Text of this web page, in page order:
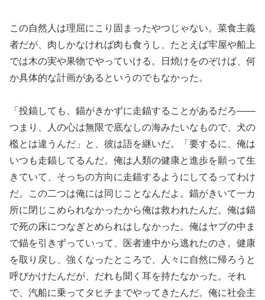
この自然人は理屈にこり固まったやつじゃない。菜食主義
者だが、肉しかなければ肉も食うし、たとえば牢屋や船上
では木の実や果物でやっていける。日焼けをのぞけば、何
か具体的な計画があるというのでもなかった。
「投錨しても、錨がきかずに走錨することがあるだろ――
つまり、人の心は無限で底なしの海みたいなもので、犬の
檻とは違うんだ」と、彼は語を継いだ。「要するに、俺は
いつも走錨してるんだ。俺は人類の健康と進歩を願って生
きていて、そっちの方向に走錨するようにしてるってわけ
だ。この二つは俺には同じことなんだよ。錨がきいて一カ
所に閉じこめられなかったから俺は救われたんだ。俺は錨
で死の床につなぎとめられはしなかった。俺はヤブの中ま
で錨を引きずっていって、医者連中から逃れたのさ。健康
を取り戻し、強くなったところで、人々に自然に帰ろうと
呼びかけたんだが、だれも聞く耳を持たなかった。それ
で、汽船に乗ってタヒチまでやってきたんだ。俺に社会主